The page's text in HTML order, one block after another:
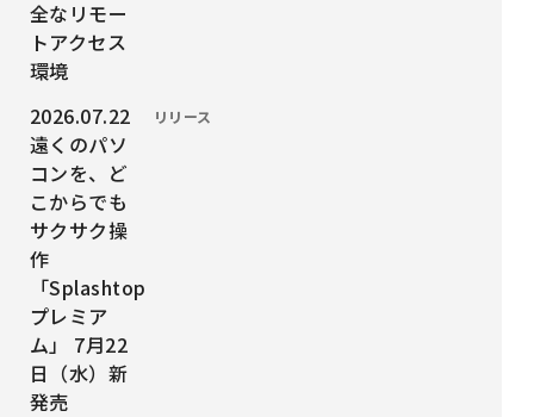
全なリモー
トアクセス
環境
投稿日時：
2026.07.22 カテゴリー：
リリース
遠くのパソ
コンを、ど
こからでも
サクサク操
作
「Splashtop
プレミア
ム」 7月22
日（水）新
発売